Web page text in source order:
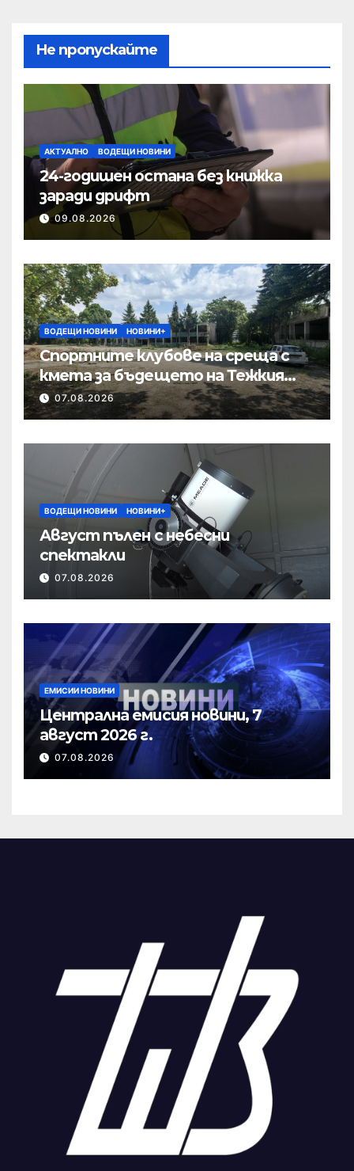
Не пропускайте
АКТУАЛНО ВОДЕЩИ НОВИНИ
24-годишен остана без книжка
заради дрифт
09.08.2026
ВОДЕЩИ НОВИНИ НОВИНИ+
Спортните клубове на среща с
кмета за бъдещето на Тежкия
полк
07.08.2026
ВОДЕЩИ НОВИНИ НОВИНИ+
Август пълен с небесни
спектакли
07.08.2026
ЕМИСИИ НОВИНИ
Централна емисия новини, 7
август 2026 г.
07.08.2026